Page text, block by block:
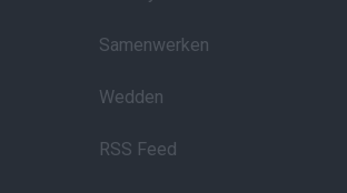
Samenwerken
Wedden
RSS Feed